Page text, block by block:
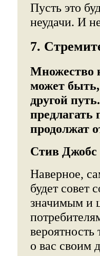
Пусть это
неудачи. И
7.
Множество
может
другой
продолжат
Стив Джобс
Наверное,
будет совет
значимым и
о вас своим